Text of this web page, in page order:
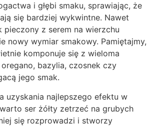
i głębi smaku, sprawiając, że
się bardziej wykwintne. Nawet
pieczony z serem na wierzchu
nowy wymiar smakowy. Pamiętajmy,
komponuje się z wieloma
bazylia, czosnek czy
jego smak.
uzyskania najlepszego efektu w
ser żółty zetrzeć na grubych
się rozprowadzi i stworzy